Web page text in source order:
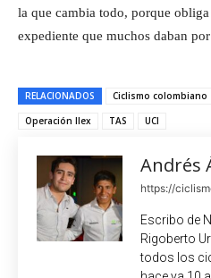
la que cambia todo, porque
expediente que muchos daban
RELACIONADOS Ciclismo colombiano
Operación Ilex
TAS UCI
Andrés
https://
Escribo de
Rigoberto
todos los